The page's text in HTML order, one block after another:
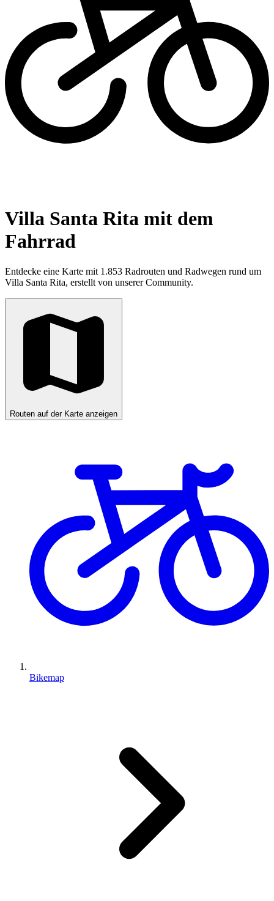
Villa Santa Rita mit dem
Fahrrad
Entdecke eine Karte mit 1.853 Radrouten und Radwegen rund um
Villa Santa Rita, erstellt von unserer Community.
Routen auf der Karte anzeigen
Bikemap